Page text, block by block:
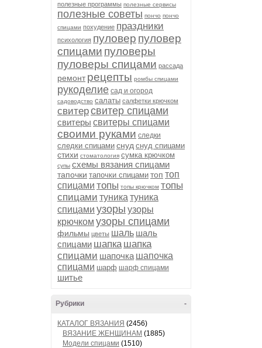
полезные программы полезные сервисы
полезные советы пончо пончо
спицами похудение праздники
психология пуловер пуловер
спицами пуловеры
пуловеры спицами рассада
ремонт рецепты ромбы спицами
рукоделие сад и огород
садоводство салаты салфетки крючком
свитерсвитер спицами
свитеры свитеры спицами
своими руками следки
следки спицами снуд снуд спицами
стихи стоматология сумка крючком
супы схемы вязания спицами
тапочки тапочки спицами топ топ
спицами топы топы крючком топы
спицами туника туника
спицами узоры узоры
крючком узоры спицами
фильмы цветы шаль шаль
спицами шапка шапка
спицами шапочка шапочка
спицами шарф шарф спицами
шитье
-
Рубрики
КАТАЛОГ ВЯЗАНИЯ (2456)
ВЯЗАНИЕ ЖЕНЩИНАМ (1885)
Модели спицами (1510)